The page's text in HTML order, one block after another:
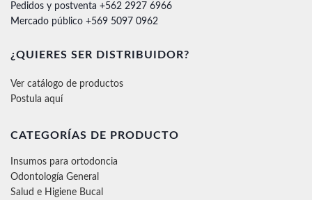
Pedidos y postventa +562 2927 6966
Mercado público +569 5097 0962
¿QUIERES SER DISTRIBUIDOR?
Ver catálogo de productos
Postula aquí
CATEGORÍAS DE PRODUCTO
Insumos para ortodoncia
Odontología General
Salud e Higiene Bucal